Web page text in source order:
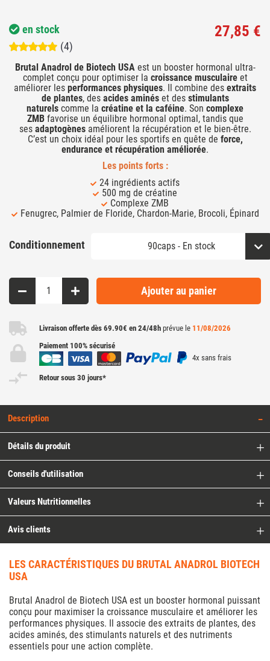
(4)
27,85 €
Brutal Anadrol de Biotech USA est un booster hormonal ultra-
complet conçu pour optimiser la croissance musculaireet
améliorer les performances physiques. Il combine des extraits
de plantes, des acides aminéset des stimulants
naturels comme la créatine et la caféine. Son complexe
ZMBfavorise un équilibre hormonal optimal, tandis que
ses adaptogènesaméliorent la récupération et le bien-être.
C’est un choix idéal pour les sportifs en quête de force,
endurance et récupération améliorée.
Les points forts :
24 ingrédients actifs
500 mg de créatine
Complexe ZMB
Fenugrec, Palmier de Floride, Chardon-Marie, Brocoli, Épinard
Conditionnement
Ajouter au panier
Livraison offerte dès 69.90€ en 24/48h prévue le 11/08/2026
Paiement 100% sécurisé
4x sans frais
Retour sous 30 jours*
en stock
Description
Détails du produit
Conseils d'utilisation
Valeurs Nutritionnelles
Avis clients
LES CARACTÉRISTIQUES DU BRUTAL ANADROL BIOTECH
USA
Brutal Anadrol de Biotech USA est un booster hormonal puissant
conçu pour maximiser la croissance musculaire et améliorer les
performances physiques. Il associe des extraits de plantes, des
acides aminés, des stimulants naturels et des nutriments
essentiels pour une action complète.